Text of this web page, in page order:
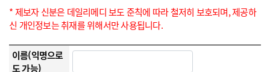
* 제보자 신분은 데일리메디 보도 준칙에 따라 철저히 보호되며, 제공하
신 개인정보는 취재를 위해서만 사용됩니다.
이름(익명으로
도 가능)